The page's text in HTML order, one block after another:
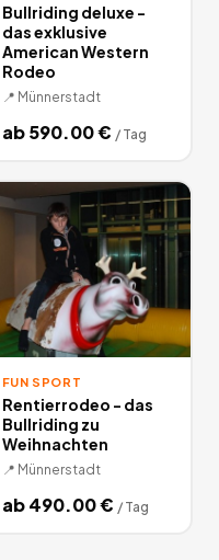
Bullriding deluxe -
das exklusive
American Western
Rodeo
📍 Münnerstadt
ab590.00€ / Tag
FUN SPORT
Rentierrodeo - das
Bullriding zu
Weihnachten
📍 Münnerstadt
ab490.00€ / Tag